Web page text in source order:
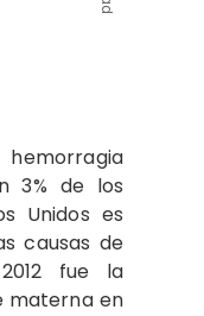
3% de los
Unidos es
causas de
fue la
materna en